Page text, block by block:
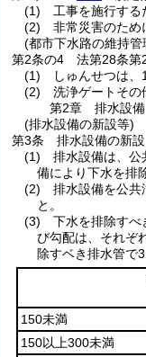
(1)
工事を施行する
(2)
非常災害のため
(都市下水路の維持管
第2条の4
法第28条第
(1)
しゅんせつは、
(2)
洗浄ゲートその
第2章
排水設備
(排水設備の新設等)
第3条
排水設備の新
(1)
排水設備は、公
備により下水を排
(2)
排水設備を公共
と。
(3)
下水を排除すべ
び勾配は、それぞ
除すベき排水管で
150未満
150以上300未満